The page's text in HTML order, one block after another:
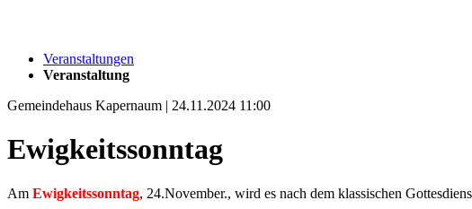
Veranstaltungen
Veranstaltung
Gemeindehaus Kapernaum | 24.11.2024 11:00
Ewigkeitssonntag
Am Ewigkeitssonntag, 24.November., wird es nach dem klassischen